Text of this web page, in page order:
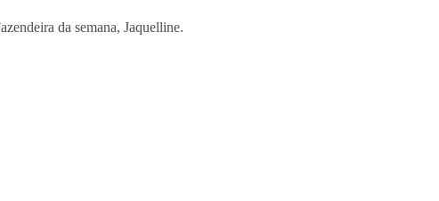
da semana, Jaquelline.